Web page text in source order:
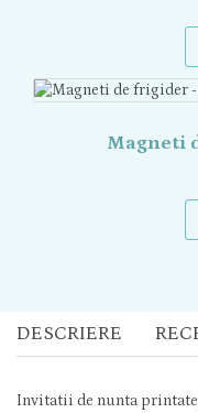
Magneti
DESCRIERE
Invitatii de nunta